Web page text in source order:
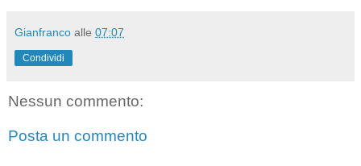
Gianfranco alle 07:07
Condividi
Nessun commento:
Posta un commento